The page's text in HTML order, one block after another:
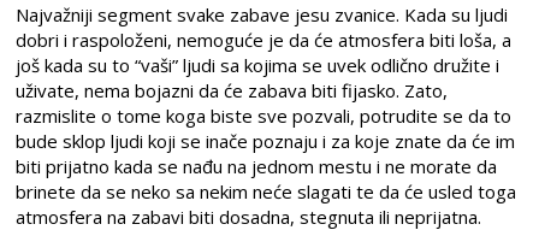
Najvažniji segment svake zabave jesu zvanice. Kada su ljudi
dobri i raspoloženi, nemoguće je da će atmosfera biti loša, a
još kada su to “vaši” ljudi sa kojima se uvek odlično družite i
uživate, nema bojazni da će zabava biti fijasko. Zato,
razmislite o tome koga biste sve pozvali, potrudite se da to
bude sklop ljudi koji se inače poznaju i za koje znate da će im
biti prijatno kada se nađu na jednom mestu i ne morate da
brinete da se neko sa nekim neće slagati te da će usled toga
atmosfera na zabavi biti dosadna, stegnuta ili neprijatna.